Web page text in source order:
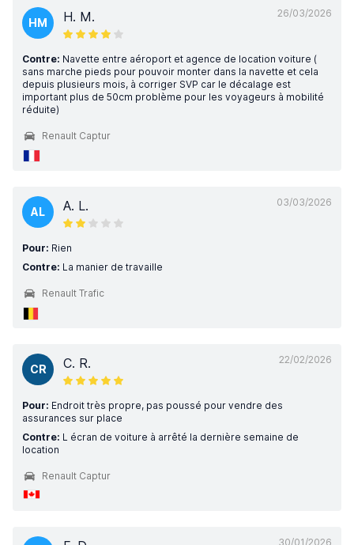
26/03/2026
HM H. M.
Contre: Navette entre aéroport et agence de location voiture (
sans marche pieds pour pouvoir monter dans la navette et cela
depuis plusieurs mois, à corriger SVP car le décalage est
important plus de 50cm problème pour les voyageurs à mobilité
réduite)
Renault Captur
03/03/2026
AL A. L.
Pour: Rien
Contre: La manier de travaille
Renault Trafic
22/02/2026
CR C. R.
Pour: Endroit très propre, pas poussé pour vendre des
assurances sur place
Contre: L écran de voiture à arrêté la dernière semaine de
location
Renault Captur
30/01/2026